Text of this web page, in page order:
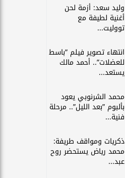
وليد سعد: أزمة لحن
أغنية لطيفة مع
تووليت...
انتهاء تصوير فيلم ”باسط
للعضلات”.. أحمد مالك
يستعد...
محمد الشرنوبي يعود
بألبوم ”بعد الليل”.. مرحلة
فنية...
ذكريات ومواقف طريفة:
محمد رياض يستحضر روح
عبد...